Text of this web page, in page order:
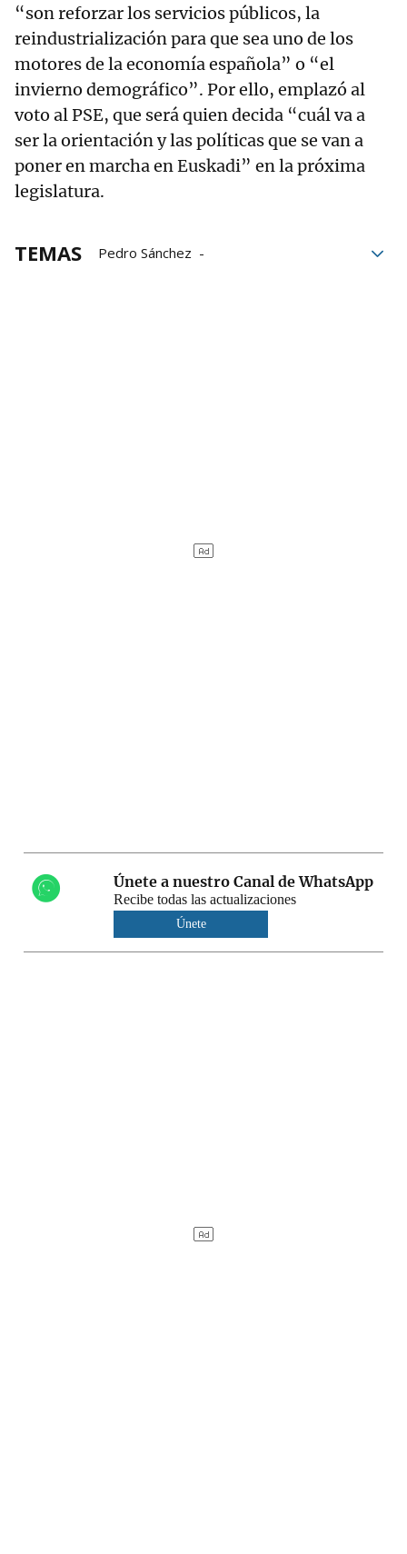
“son reforzar los servicios públicos, la
reindustrialización para que sea uno de los
motores de la economía española” o “el
invierno demográfico”. Por ello, emplazó al
voto al PSE, que será quien decida “cuál va a
ser la orientación y las políticas que se van a
poner en marcha en Euskadi” en la próxima
legislatura.
TEMAS
Pedro Sánchez
Únete a nuestro Canal de WhatsApp
Recibe todas las actualizaciones
Únete